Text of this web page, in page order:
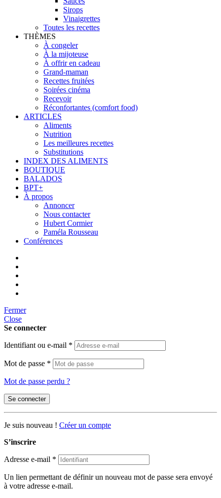
Sirops
Vinaigrettes
Toutes les recettes
THÈMES
À congeler
À la mijoteuse
À offrir en cadeau
Grand-maman
Recettes fruitées
Soirées cinéma
Recevoir
Réconfortantes (comfort food)
ARTICLES
Aliments
Nutrition
Les meilleures recettes
Substitutions
INDEX DES ALIMENTS
BOUTIQUE
BALADOS
BPT+
À propos
Annoncer
Nous contacter
Hubert Cormier
Paméla Rousseau
Conférences
Fermer
Close
Se connecter
Identifiant ou e-mail *
Mot de passe *
Mot de passe perdu ?
Se connecter
Je suis nouveau ! Créer un compte
S’inscrire
Adresse e-mail *
Un lien permettant de définir un nouveau mot de passe sera envoyé
à votre adresse e-mail.